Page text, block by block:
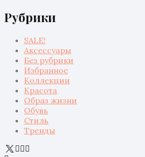
Рубрики
SALE!
Аксессуары
Без рубрики
Избранное
Коллекции
Красота
Образ жизни
Обувь
Стиль
Тренды